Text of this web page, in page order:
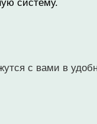
систему.
с вами в